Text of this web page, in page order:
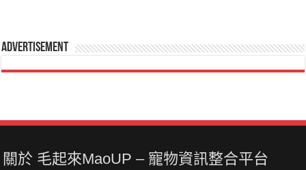
Advertisement
關於 毛起來MaoUP – 寵物資訊整合平台